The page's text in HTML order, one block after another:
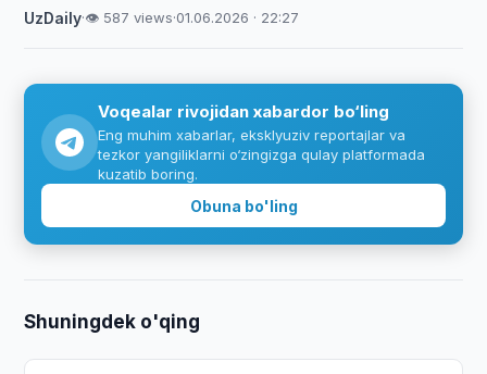
UzDaily·👁 587 views·01.06.2026 · 22:27
Voqealar rivojidan xabardor bo‘ling
Eng muhim xabarlar, eksklyuziv reportajlar va
tezkor yangiliklarni o‘zingizga qulay platformada
kuzatib boring.
Obuna bo'ling
Shuningdek o'qing